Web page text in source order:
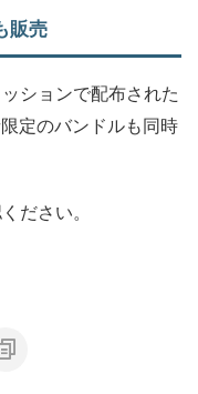
販売
ションで配布された
定のバンドルも同時
ださい。